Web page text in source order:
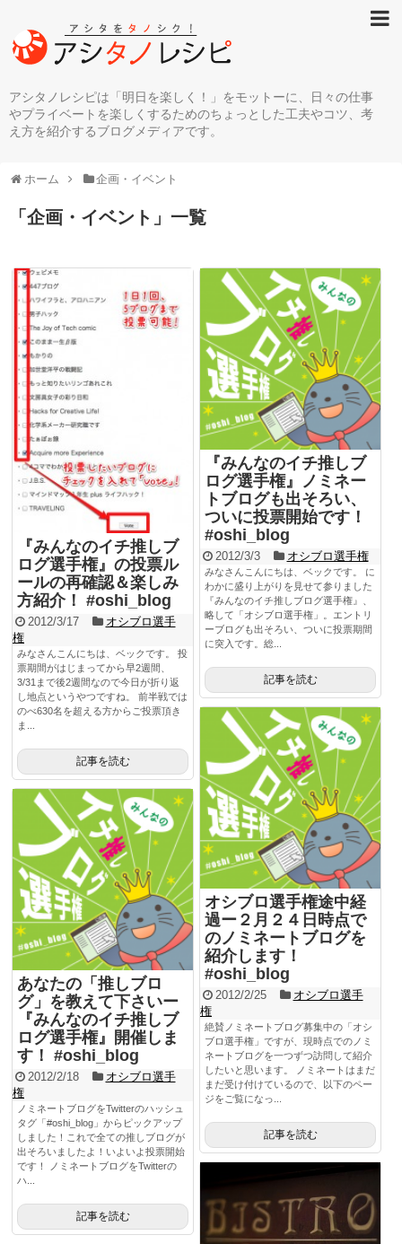
アシタノレシピは「明日を楽しく！」をモットーに、日々の仕事
やプライベートを楽しくするためのちょっとした工夫やコツ、考
え方を紹介するブログメディアです。
ホーム 企画・イベント
「 企画・イベント 」 一覧
『みんなのイチ推しブ
ログ選手権』の投票ル
ールの再確認＆楽しみ
方紹介！ #oshi_blog
2012/3/17
オシブロ選手
権
みなさんこんにちは、ベックです。 投
票期間がはじまってから早2週間、
3/31まで後2週間なので今日が折り返
し地点というやつですね。 前半戦では
のべ630名を超える方からご投票頂き
ま...
記事を読む
『みんなのイチ推しブ
ログ選手権』ノミネー
トブログも出そろい、
ついに投票開始です！
#oshi_blog
2012/3/3 オシブロ選手権
みなさんこんにちは、ベックです。 に
わかに盛り上がりを見せて参りました
『みんなのイチ推しブログ選手権』、
略して「オシブロ選手権」。エントリ
ーブログも出そろい、ついに投票期間
に突入です。総...
記事を読む
オシブロ選手権途中経
過ー２月２４日時点で
のノミネートブログを
紹介します！
#oshi_blog
2012/2/25
オシブロ選手
権
絶賛ノミネートブログ募集中の「オシ
ブロ選手権」ですが、現時点でのノミ
ネートブログを一つずつ訪問して紹介
したいと思います。 ノミネートはまだ
まだ受け付けているので、以下のペー
ジをご覧になっ...
記事を読む
あなたの「推しブロ
グ」を教えて下さいー
『みんなのイチ推しブ
ログ選手権』開催しま
す！ #oshi_blog
2012/2/18
オシブロ選手
権
ノミネートブログをTwitterのハッシュ
タグ「#oshi_blog」からピックアップ
しました！これで全ての推しブログが
出そろいましたよ！いよいよ投票開始
です！ ノミネートブログをTwitterの
ハ...
記事を読む